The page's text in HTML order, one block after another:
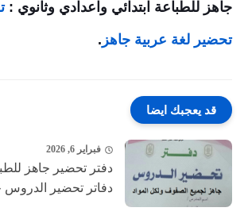
جاهز للطباعة ابتدائي واعدادي وثانوي :
تحضير لغة عربية جاهز .
قد يعجبك ايضا
فبراير 6, 2026
دفاتر تحضير الدروس